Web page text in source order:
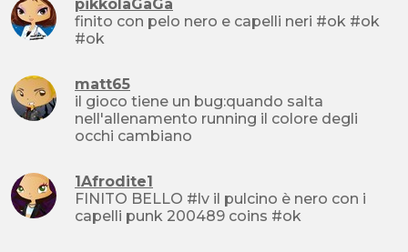
pikkolaGaGa
finito con pelo nero e capelli neri #ok #ok
#ok
matt65
il gioco tiene un bug:quando salta
nell'allenamento running il colore degli
occhi cambiano
1Afrodite1
FINITO BELLO #lv il pulcino è nero con i
capelli punk 200489 coins #ok